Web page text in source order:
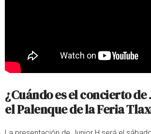
¿Cuándo es el concierto de
el Palenque de la Feria